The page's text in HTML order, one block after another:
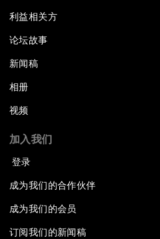
利益相关方
论坛故事
新闻稿
相册
视频
加入我们
登录
成为我们的合作伙伴
成为我们的会员
订阅我们的新闻稿